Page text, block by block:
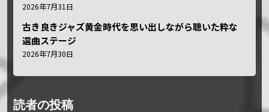
2026年7月31日
古き良きジャズ黄金時代を思い出しながら聴いた粋な
選曲ステージ
2026年7月30日
読者の投稿